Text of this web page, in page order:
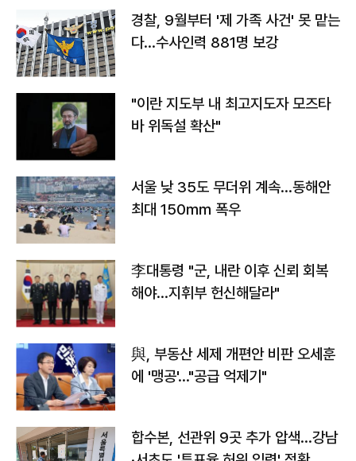
경찰, 9월부터 '제 가족 사건' 못 맡는
다…수사인력 881명 보강
"이란 지도부 내 최고지도자 모즈타
바 위독설 확산"
서울 낮 35도 무더위 계속…동해안
최대 150㎜ 폭우
李대통령 "군, 내란 이후 신뢰 회복
해야…지휘부 헌신해달라"
與, 부동산 세제 개편안 비판 오세훈
에 '맹공'…"공급 억제기"
합수본, 선관위 9곳 추가 압색…강남